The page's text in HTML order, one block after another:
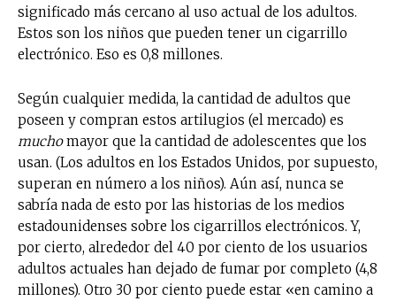
significado más cercano al uso actual de los adultos.
Estos son los niños que pueden tener un cigarrillo
electrónico. Eso es 0,8 millones.
Según cualquier medida, la cantidad de adultos que
poseen y compran estos artilugios (el mercado) es
muchomayor que la cantidad de adolescentes que los
usan. (Los adultos en los Estados Unidos, por supuesto,
superan en número a los niños). Aún así, nunca se
sabría nada de esto por las historias de los medios
estadounidenses sobre los cigarrillos electrónicos. Y,
por cierto, alrededor del 40 por ciento de los usuarios
adultos actuales han dejado de fumar por completo (4,8
millones). Otro 30 por ciento puede estar «en camino a